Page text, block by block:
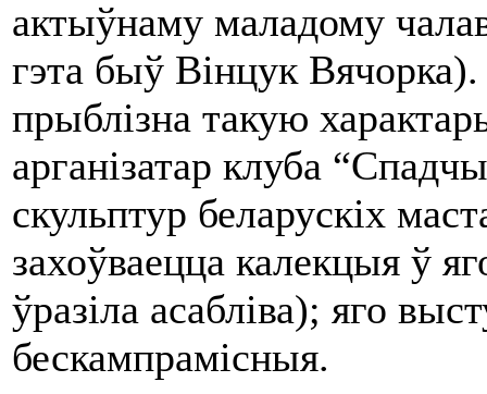
актыўнаму маладому
гэта быў Вінцук
прыблізна такую
арганізатар клуба
скульптур беларускіх
захоўваецца калекцыя ў
ўразіла асабліва); яго
бескампрамісныя.